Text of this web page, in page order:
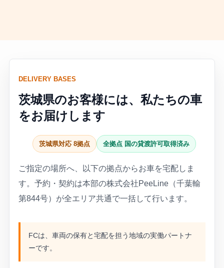
DELIVERY BASES
茨城県のお客様には、私たちの車
をお届けします
茨城県対応 8拠点 全拠点 国の貸渡許可取得済み
ご指定の場所へ、以下の拠点からお車を宅配しま
す。予約・契約は本部の株式会社PeeLine（千葉輸
第844号）が全エリア共通で一括して行います。
FCは、車両の保有と宅配を担う地域の実働パートナ
ーです。